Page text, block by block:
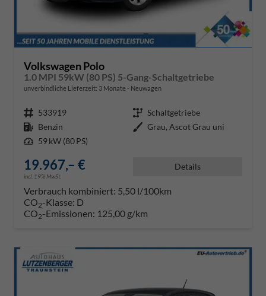
Volkswagen Polo
1.0 MPI 59kW (80 PS) 5-Gang-Schaltgetriebe
unverbindliche Lieferzeit: 3 Monate Neuwagen
Fahrzeugnr. 533919 Getriebe Schaltgetriebe
Kraftstoff Benzin Außenfarbe Grau, Ascot Grau uni
Leistung 59 kW (80 PS)
19.967,– €
incl. 19% MwSt.
Details
Verbrauch kombiniert: 5,50 l/100km
CO2-Klasse: D
CO2-Emissionen: 125,00 g/km